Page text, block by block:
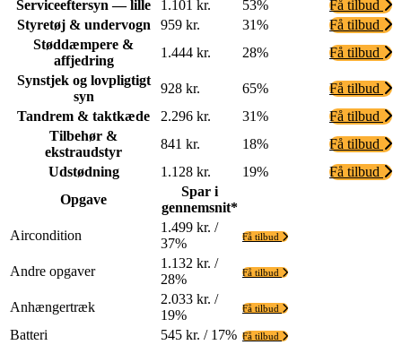
Serviceeftersyn — lille
1.101 kr. 53%
Få tilbud
Styretøj & undervogn
959 kr. 31%
Få tilbud
Støddæmpere &
affjedring
1.444 kr. 28%
Få tilbud
Synstjek og lovpligtigt
syn
928 kr. 65%
Få tilbud
Tandrem & taktkæde
2.296 kr. 31%
Få tilbud
Tilbehør &
ekstraudstyr
841 kr. 18%
Få tilbud
Udstødning
1.128 kr. 19%
Få tilbud
Opgave
Spar i
gennemsnit*
Aircondition
1.499 kr. /
37%
Få tilbud
Andre opgaver
1.132 kr. /
28%
Få tilbud
Anhængertræk
2.033 kr. /
19%
Få tilbud
Batteri 545 kr. / 17% Få tilbud